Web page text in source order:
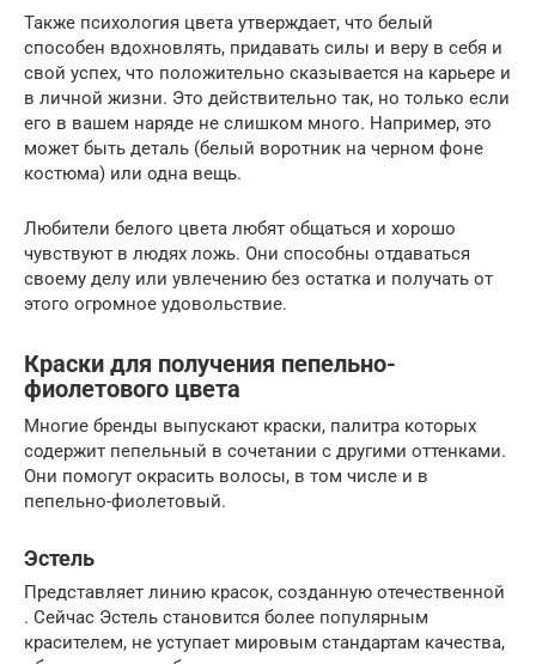
Также психология цвета утверждает, что белый
способен вдохновлять, придавать силы и веру в себя и
свой успех, что положительно сказывается на карьере и
в личной жизни. Это действительно так, но только если
его в вашем наряде не слишком много. Например, это
может быть деталь (белый воротник на черном фоне
костюма) или одна вещь.
Любители белого цвета любят общаться и хорошо
чувствуют в людях ложь. Они способны отдаваться
своему делу или увлечению без остатка и получать от
этого огромное удовольствие.
Краски для получения пепельно-
фиолетового цвета
Многие бренды выпускают краски, палитра которых
содержит пепельный в сочетании с другими оттенками.
Они помогут окрасить волосы, в том числе и в
пепельно-фиолетовый.
Эстель
Представляет линию красок, созданную отечественной
. Сейчас Эстель становится более популярным
красителем, не уступает мировым стандартам качества,